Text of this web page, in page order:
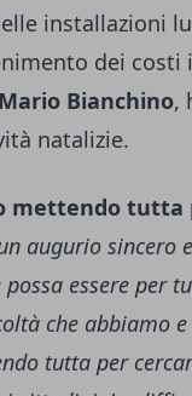
installazioni
dei
Mario Bianchino,
natalizie.
mettendo tutta
augurio sincero
essere per
che abbiamo
tutta per